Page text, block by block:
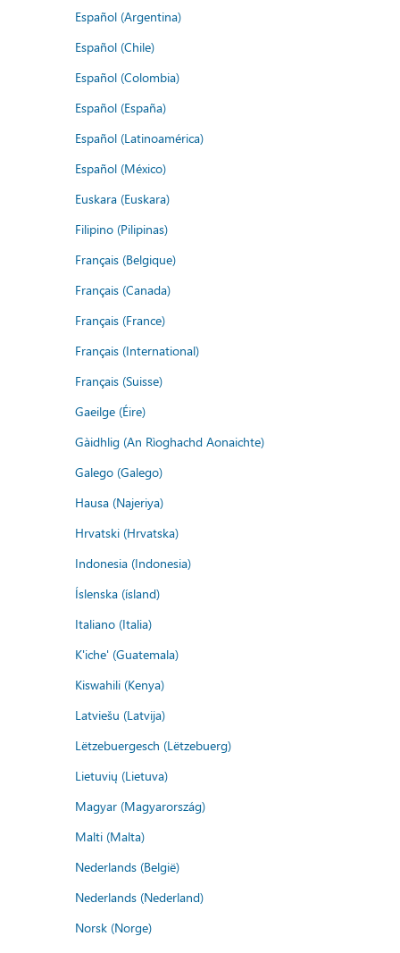
Español (Argentina)
Español (Chile)
Español (Colombia)
Español (España)
Español (Latinoamérica)
Español (México)
Euskara (Euskara)
Filipino (Pilipinas)
Français (Belgique)
Français (Canada)
Français (France)
Français (International)
Français (Suisse)
Gaeilge (Éire)
Gàidhlig (An Rìoghachd Aonaichte)
Galego (Galego)
Hausa (Najeriya)
Hrvatski (Hrvatska)
Indonesia (Indonesia)
Íslenska (ísland)
Italiano (Italia)
K'iche' (Guatemala)
Kiswahili (Kenya)
Latviešu (Latvija)
Lëtzebuergesch (Lëtzebuerg)
Lietuvių (Lietuva)
Magyar (Magyarország)
Malti (Malta)
Nederlands (België)
Nederlands (Nederland)
Norsk (Norge)